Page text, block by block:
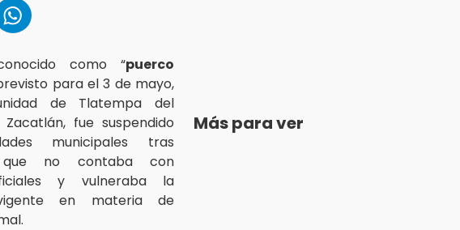
como “puerco
para el 3 de mayo,
de Tlatempa del
fue suspendido
municipales tras
que no contaba con
y vulneraba la
en materia de
Más para ver